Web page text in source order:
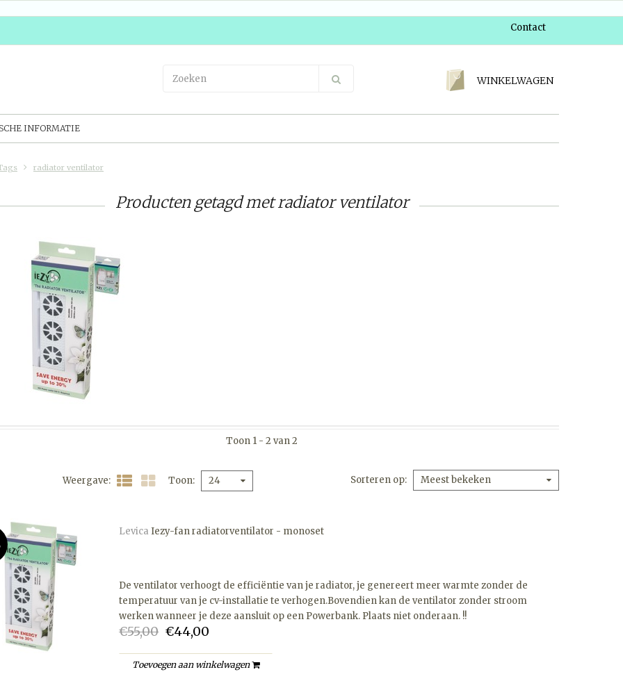
Contact
WINKELWAGEN
INFORMATIE
radiator ventilator
Producten getagd met radiator ventilator
Toon 1 - 2 van 2
Weergave Toon 24 Sorteren op Meest bekeken
Levica Iezy-fan radiatorventilator - monoset
De ventilator verhoogt de efficiëntie van je radiator, je genereert meer warmte zonder de
temperatuur van je cv-installatie te verhogen.Bovendien kan de ventilator zonder stroom
werken wanneer je deze aansluit op een Powerbank. Plaats niet onderaan. !!
€55,00 €44,00
Toevoegen aan winkelwagen